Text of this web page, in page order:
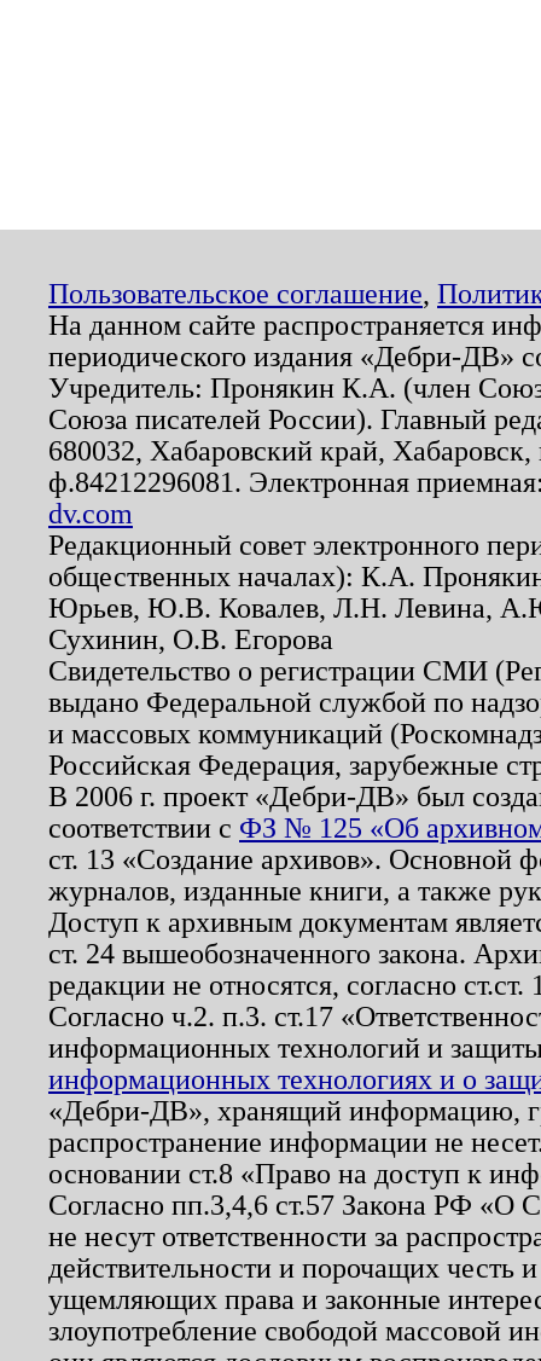
Пользовательское соглашение,
На данном сайте распространяется
периодического издания «Дебри-ДВ»
Учредитель: Пронякин К.А. (член
Союза писателей России). Главный
680032, Хабаровский край,
ф.84212296081. Электронная
dv.com
Редакционный совет электронного
общественных началах): К.А.
Юрьев, Ю.В. Ковалев, Л.Н. Левина,
Сухинин, О.В. Егорова
Свидетельство о регистрации СМИ
выдано Федеральной службой по
и массовых коммуникаций
Российская Федерация, зарубежные
В 2006 г. проект «Дебри-ДВ» был
соответствии с ФЗ № 125 «Об
ст. 13 «Создание архивов». Основной
журналов, изданные книги, а также
Доступ к архивным документам
ст. 24 вышеобозначенного закона.
редакции не относятся, согласно
Согласно ч.2. п.3. ст.17
информационных технологий и
информационных технологиях и о
«Дебри-ДВ», хранящий информацию,
распространение информации не
основании ст.8 «Право на доступ к
Согласно пп.3,4,6 ст.57 Закона РФ «О
не несут ответственности за
действительности и порочащих честь
ущемляющих права и законные
злоупотребление свободой массовой